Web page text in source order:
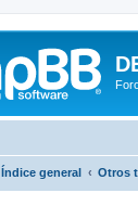
Índice general Otros